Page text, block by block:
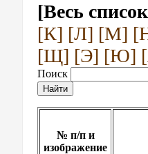
[Весь
[К] [Л] [М]
[Щ] [Э] [Ю]
Поиск
№ п/п и
изображение